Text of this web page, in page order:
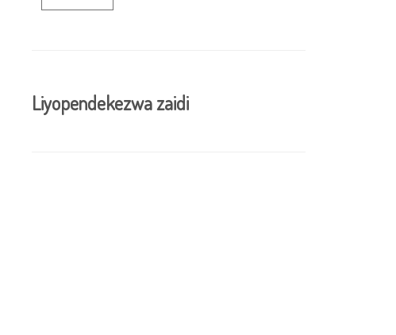
Liyopendekezwa zaidi